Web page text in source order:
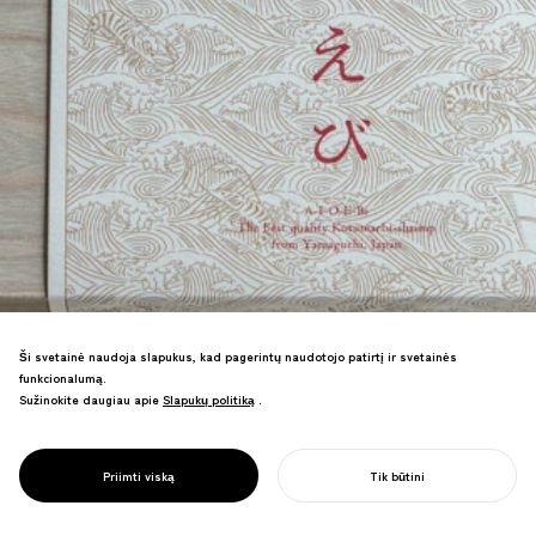
PROJECT
AIOEBI
Aukščiausios kokybės kuruma krevetės
auginimo technologijos gimtinės ir jos
pionierinio paveldo pranašumus.
Ši svetainė naudoja slapukus, kad pagerintų naudotojo patirtį ir svetainės
funkcionalumą.
Sužinokite daugiau apie Slapukų politiką
Slapukų politiką .
Priimti viską Tik būtini